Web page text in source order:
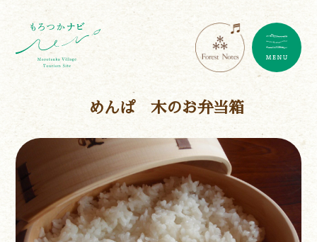
めんぱ 木のお弁当箱